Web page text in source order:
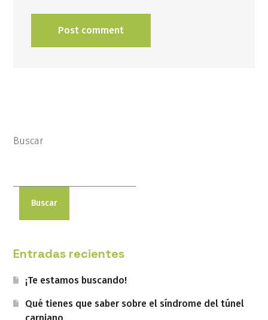
Buscar
Buscar
Entradas recientes
¡Te estamos buscando!
Qué tienes que saber sobre el síndrome del túnel